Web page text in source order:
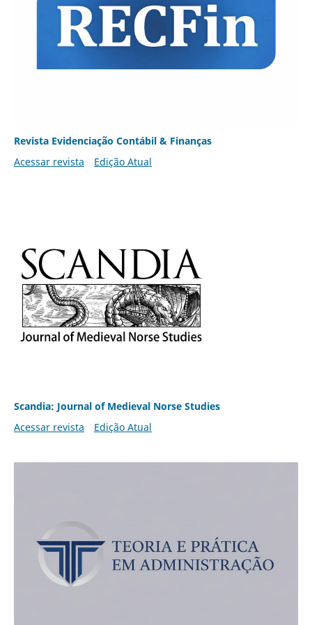
Revista Evidenciação Contábil & Finanças
Acessar revista
Edição Atual
Scandia: Journal of Medieval Norse Studies
Acessar revista
Edição Atual